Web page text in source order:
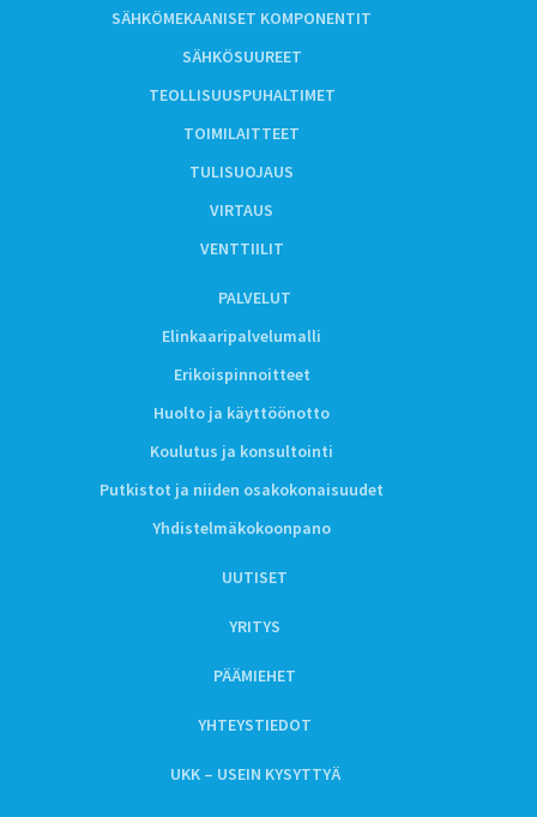
SÄHKÖMEKAANISET KOMPONENTIT
SÄHKÖSUUREET
TEOLLISUUSPUHALTIMET
TOIMILAITTEET
TULISUOJAUS
VIRTAUS
VENTTIILIT
PALVELUT
Elinkaaripalvelumalli
Erikoispinnoitteet
Huolto ja käyttöönotto
Koulutus ja konsultointi
Putkistot ja niiden osakokonaisuudet
Yhdistelmäkokoonpano
UUTISET
YRITYS
PÄÄMIEHET
YHTEYSTIEDOT
UKK – USEIN KYSYTTYÄ